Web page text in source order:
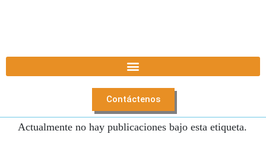
Contáctenos
Actualmente no hay publicaciones bajo esta etiqueta.